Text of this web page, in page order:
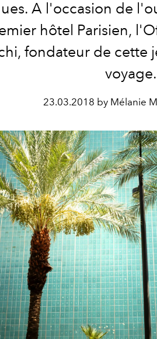
A l'occasion de
hôtel Parisien,
fondateur de cette
voyage.
23.03.2018 by Mélanie